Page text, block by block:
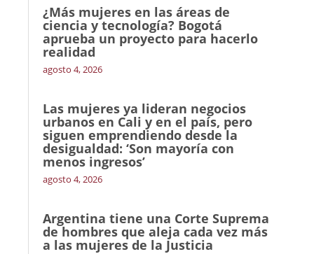
¿Más mujeres en las áreas de
ciencia y tecnología? Bogotá
aprueba un proyecto para hacerlo
realidad
agosto 4, 2026
Las mujeres ya lideran negocios
urbanos en Cali y en el país, pero
siguen emprendiendo desde la
desigualdad: ‘Son mayoría con
menos ingresos’
agosto 4, 2026
Argentina tiene una Corte Suprema
de hombres que aleja cada vez más
a las mujeres de la Justicia